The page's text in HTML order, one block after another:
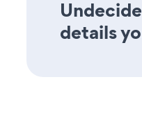
details